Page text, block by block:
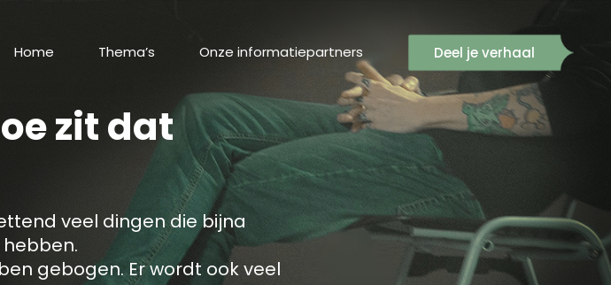
Home Thema’s Onze informatiepartners Deel je verhaal
zit dat
veel dingen die bijna
gebogen. Er wordt ook veel